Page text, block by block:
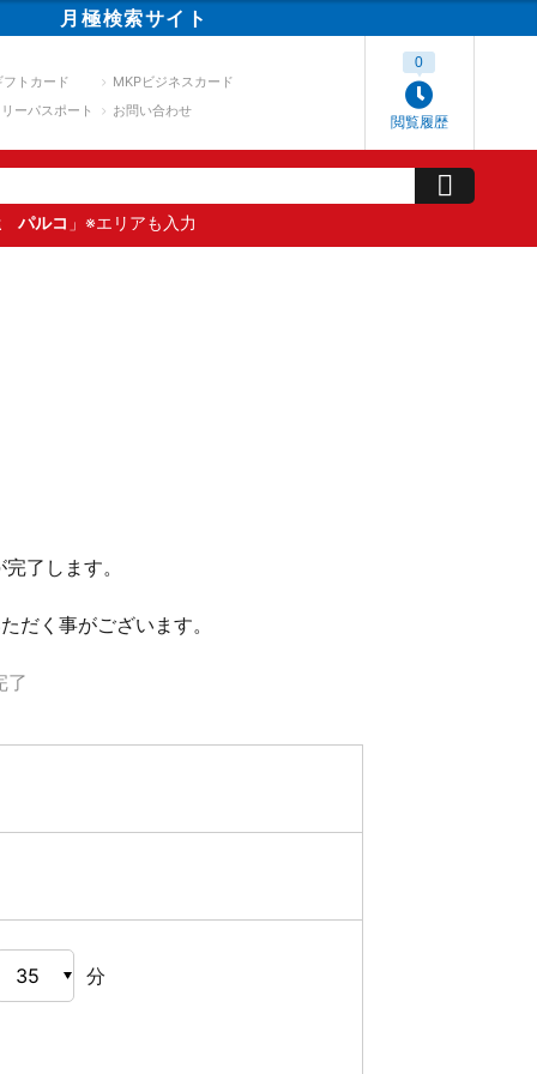
月極検索サイト
フトカード
MKPビジネスカード
ーパスポート
お問い合わせ
閲覧履歴
0
パルコ 」※エリアも入力
了します。
だく事がございます。
了
分